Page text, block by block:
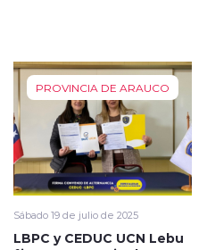
PROVINCIA DE ARAUCO
Sábado 19 de julio de 2025
LBPC y CEDUC UCN Lebu